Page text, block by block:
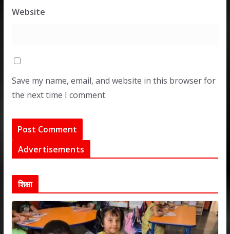
Website
Save my name, email, and website in this browser for
the next time I comment.
Advertisements
शिक्षा